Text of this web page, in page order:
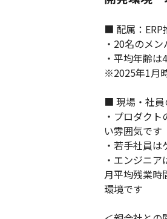
■ 配属：ERP
・20名のメ
・平均年齢
※2025年1月
■ 現場・社員
・プロダク
い雰囲気です
・若手社員
・エンジニ
月平均残業時
環境です